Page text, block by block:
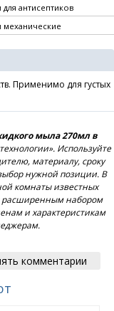
антисептиков
механические
Применимо для густых
мыла 270мл в
Используйте
материалу, сроку
нужной позиции. В
комнаты известных
расширенным набором
и характеристикам
комментарии